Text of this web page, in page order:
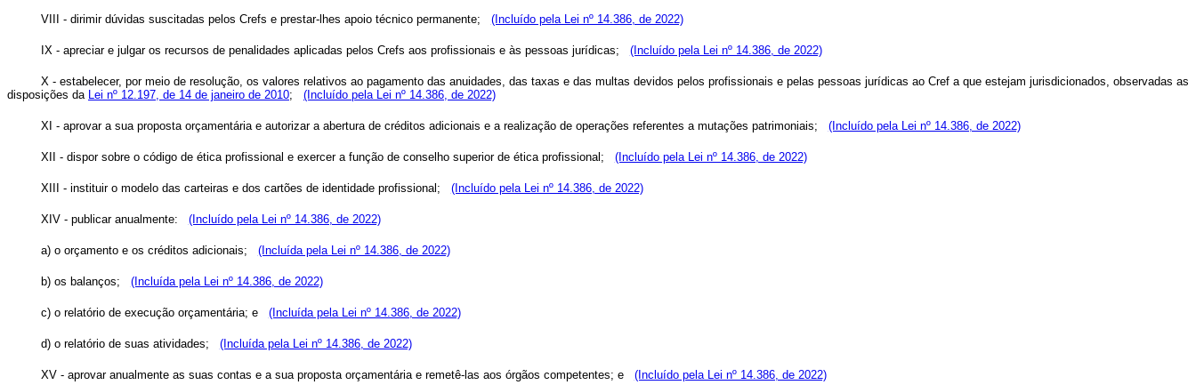
VIII - dirimir dúvidas suscitadas pelos Crefs e prestar-lhes apoio técnico permanente; (Incluído pela Lei nº 14.386, de 2022)
IX - apreciar e julgar os recursos de penalidades aplicadas pelos Crefs aos profissionais e às pessoas jurídicas; (Incluído pela Lei nº 14.386, de 2022)
X - estabelecer, por meio de resolução, os valores relativos ao pagamento das anuidades, das taxas e das multas devidos pelos profissionais e pelas pessoas jurídicas ao Cref a que estejam jurisdicionados, observadas as
disposições da Lei nº 12.197, de 14 de janeiro de 2010; (Incluído pela Lei nº 14.386, de 2022)
XI - aprovar a sua proposta orçamentária e autorizar a abertura de créditos adicionais e a realização de operações referentes a mutações patrimoniais; (Incluído pela Lei nº 14.386, de 2022)
XII - dispor sobre o código de ética profissional e exercer a função de conselho superior de ética profissional; (Incluído pela Lei nº 14.386, de 2022)
XIII - instituir o modelo das carteiras e dos cartões de identidade profissional; (Incluído pela Lei nº 14.386, de 2022)
XIV - publicar anualmente: (Incluído pela Lei nº 14.386, de 2022)
a) o orçamento e os créditos adicionais; (Incluída pela Lei nº 14.386, de 2022)
b) os balanços; (Incluída pela Lei nº 14.386, de 2022)
c) o relatório de execução orçamentária; e (Incluída pela Lei nº 14.386, de 2022)
d) o relatório de suas atividades; (Incluída pela Lei nº 14.386, de 2022)
XV - aprovar anualmente as suas contas e a sua proposta orçamentária e remetê-las aos órgãos competentes; e (Incluído pela Lei nº 14.386, de 2022)